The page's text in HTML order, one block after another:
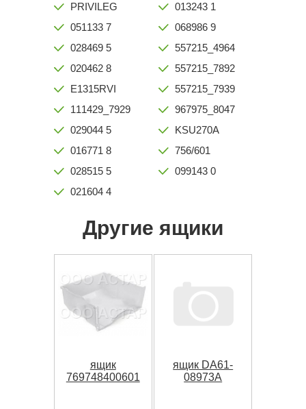
PRIVILEG
051133 7
028469 5
020462 8
E1315RVI
111429_7929
029044 5
016771 8
028515 5
021604 4
013243 1
068986 9
557215_4964
557215_7892
557215_7939
967975_8047
KSU270A
756/601
099143 0
Другие ящики
ящик
769748400601
ящик DA61-
08973A